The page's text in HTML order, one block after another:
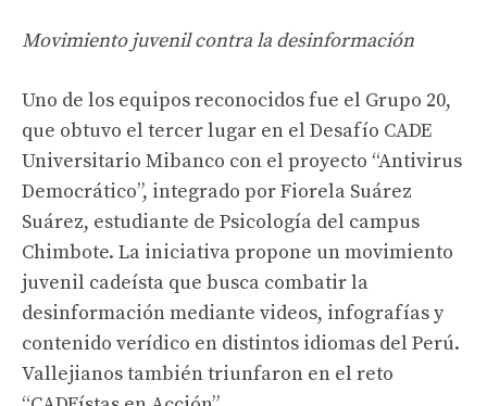
Movimiento juvenil contra la desinformación
Uno de los equipos reconocidos fue el Grupo 20,
que obtuvo el tercer lugar en el Desafío CADE
Universitario Mibanco con el proyecto “Antivirus
Democrático”, integrado por Fiorela Suárez
Suárez, estudiante de Psicología del campus
Chimbote. La iniciativa propone un movimiento
juvenil cadeísta que busca combatir la
desinformación mediante videos, infografías y
contenido verídico en distintos idiomas del Perú.
Vallejianos también triunfaron en el reto